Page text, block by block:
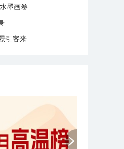
墨画卷
引客来